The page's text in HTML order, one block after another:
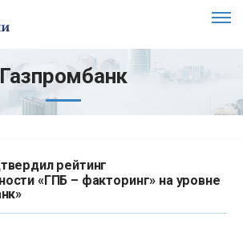
Газпромбанк
рейтинг
«ГПБ – факторинг» на уровне